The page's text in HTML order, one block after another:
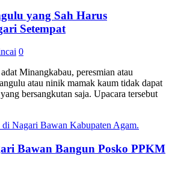
yang Sah Harus
Setempat
0
Minangkabau, peresmian atau
atau ninik mamak kaum tidak dapat
bersangkutan saja. Upacara tersebut
Bawan Bangun Posko PPKM